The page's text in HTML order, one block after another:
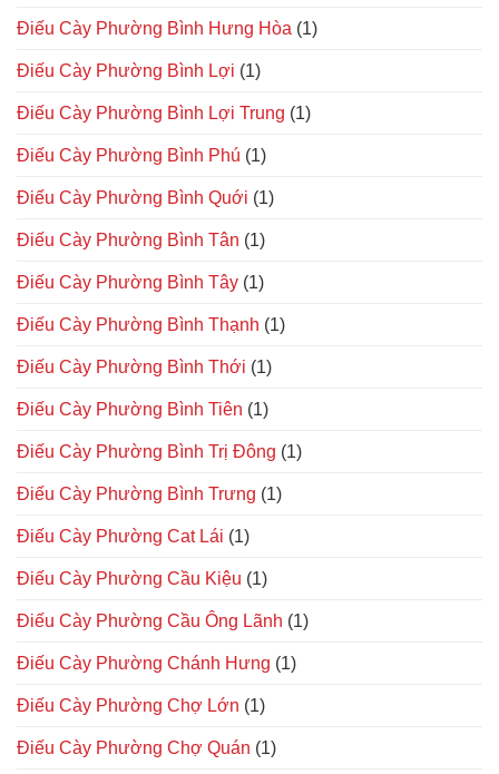
Điếu Cày Phường Bình Hưng Hòa (1)
Điếu Cày Phường Bình Lợi (1)
Điếu Cày Phường Bình Lợi Trung (1)
Điếu Cày Phường Bình Phú (1)
Điếu Cày Phường Bình Quới (1)
Điếu Cày Phường Bình Tân (1)
Điếu Cày Phường Bình Tây (1)
Điếu Cày Phường Bình Thạnh (1)
Điếu Cày Phường Bình Thới (1)
Điếu Cày Phường Bình Tiên (1)
Điếu Cày Phường Bình Trị Đông (1)
Điếu Cày Phường Bình Trưng (1)
Điếu Cày Phường Cat Lái (1)
Điếu Cày Phường Cầu Kiệu (1)
Điếu Cày Phường Cầu Ông Lãnh (1)
Điếu Cày Phường Chánh Hưng (1)
Điếu Cày Phường Chợ Lớn (1)
Điếu Cày Phường Chợ Quán (1)